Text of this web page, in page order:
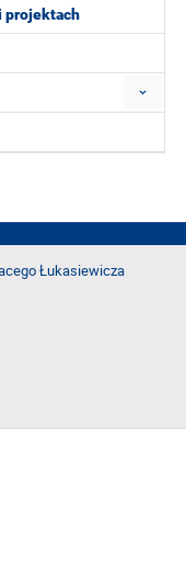
projektach
Łukasiewicza